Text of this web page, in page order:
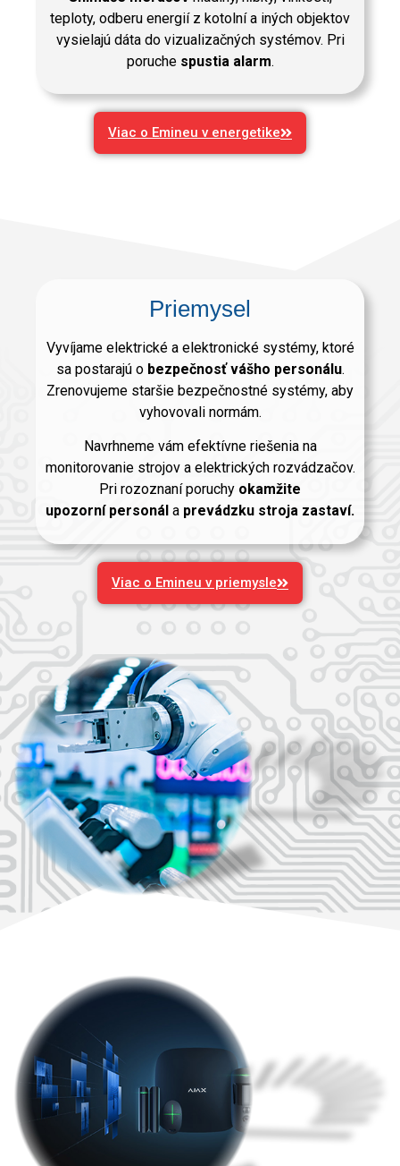
teploty, odberu energií z kotolní a iných objektov
vysielajú dáta do vizualizačných systémov. Pri
poruchespustia alarm.
Viac o Emineu v energetike
Priemysel
Vyvíjame elektrické a elektronické systémy, ktoré
sa postarajú o bezpečnosť vášho personálu.
Zrenovujeme staršie bezpečnostné systémy, aby
vyhovovali normám.
Navrhneme vám efektívne riešenia na
monitorovanie strojov a elektrických rozvádzačov.
Pri rozoznaní poruchy okamžite
upozorní personál a prevádzku stroja zastaví.
Viac o Emineu v priemysle